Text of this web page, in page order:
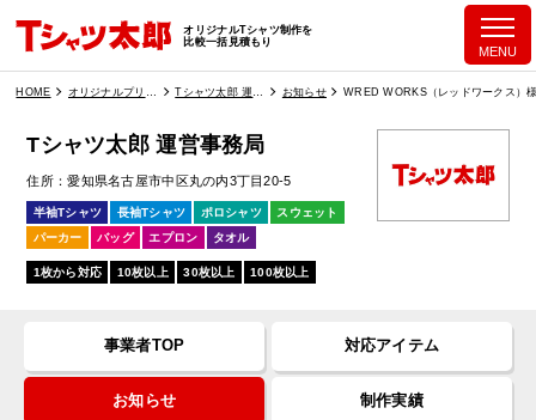
オリジナルTシャツ制作を
比較一括見積もり
HOME お知らせ WRED WORKS（レッドワークス）
Tシャツ太郎 運営事務局
住所 愛知県名古屋市中区丸の内3丁目20-5
半袖Tシャツ 長袖Tシャツ ポロシャツ
スウェット
パーカー
バッグ エプロン タオル
1枚から対応 10枚以上 30枚以上 100枚以上
事業者TOP 対応アイテム
お知らせ 制作実績
MENU